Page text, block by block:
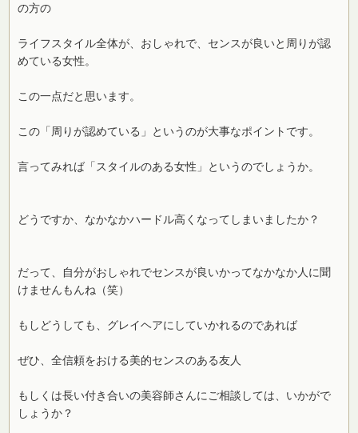
の方の
ライフスタイル全体が、おしゃれで、センスが良いと周りが認
めている女性。
この一点だと思います。
この「周りが認めている」というのが大事なポイントです。
言ってみれば「スタイルのある女性」というのでしょうか。
どうですか、なかなかハードル高くなってしまいましたか？
だって、自分がおしゃれでセンスが良いかってなかなか人に聞
けませんもんね（笑）
もしどうしても、グレイヘアにしていかれるのであれば
ぜひ、全信頼をおける美的センスのある友人
もしくは長い付き合いの美容師さんにご相談しては、いかがで
しょうか？